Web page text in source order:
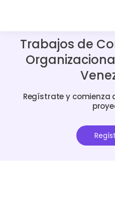
Trabajos de
Regístrate y comienza